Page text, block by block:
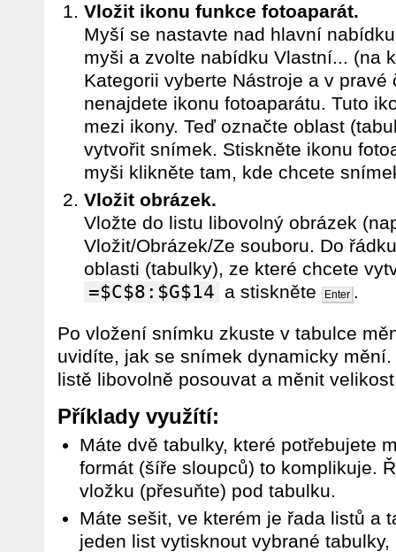
Vložit ikonu funkce fotoaparát.
Myší se nastavte nad hlavní
myši a zvolte nabídku Vlastní... (na
Kategorii vyberte Nástroje a v pravé
nenajdete ikonu fotoaparátu. Tuto
mezi ikony. Teď označte oblast
vytvořit snímek. Stiskněte ikonu
myši klikněte tam, kde chcete
Vložit obrázek.
Vložte do listu libovolný obrázek
Vložit/Obrázek/Ze souboru. Do
oblasti (tabulky), ze které chcete
=$C$8:$G$14 a stiskněte Enter .
Po vložení snímku zkuste v tabulce
uvidíte, jak se snímek dynamicky
listě libovolně posouvat a měnit
Příklady využítí:
Máte dvě tabulky, které potřebujete
formát (šíře sloupců) to komplikuje.
vložku (přesuňte) pod tabulku.
Máte sešit, ve kterém je řada listů a
jeden list vytisknout vybrané